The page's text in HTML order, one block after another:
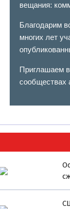
вещания:
Благодарим
многих лет
Приглашаем
сообществах